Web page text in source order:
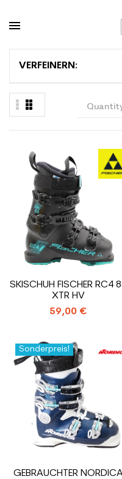
VERFEINERN:
SKISCHUH FISCHER RC4
XTR HV
59,00 €
GEBRAUCHTER
Sonderpreis!